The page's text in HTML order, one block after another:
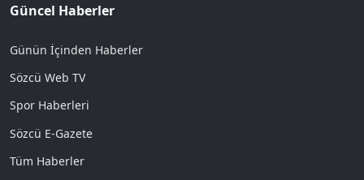
Güncel Haberler
Günün İçinden Haberler
Sözcü Web TV
Spor Haberleri
Sözcü E-Gazete
Tüm Haberler